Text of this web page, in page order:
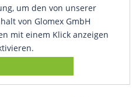
um den von unserer
von Glomex GmbH
mit einem Klick anzeigen